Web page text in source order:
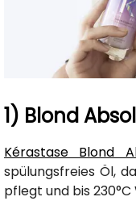
1) Blond
Kérastase Blond
spülungsfreies Öl,
pflegt und bis